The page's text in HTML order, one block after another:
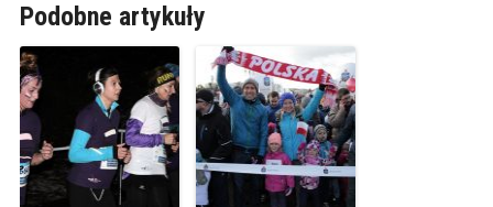
Podobne artykuły